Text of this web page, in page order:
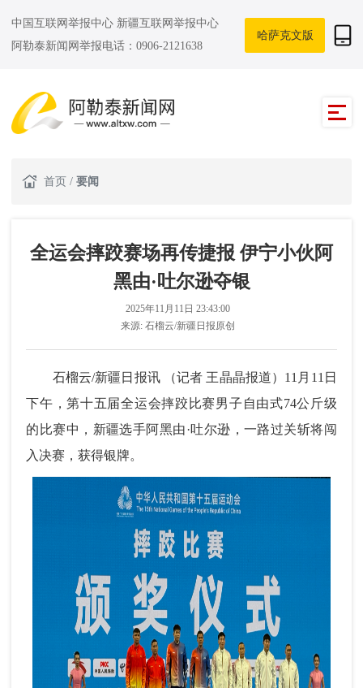
中国互联网举报中心 新疆互联网举报中心
阿勒泰新闻网举报电话：0906-2121638
哈萨克文版
首页 / 要闻
全运会摔跤赛场再传捷报 伊宁小伙阿
黑由·吐尔逊夺银
2025年11月11日 23:43:00
来源:石榴云/新疆日报原创
石榴云/新疆日报讯 （记者 王晶晶报道）11月11日
下午，第十五届全运会摔跤比赛男子自由式74公斤级
的比赛中，新疆选手阿黑由·吐尔逊，一路过关斩将闯
入决赛，获得银牌。